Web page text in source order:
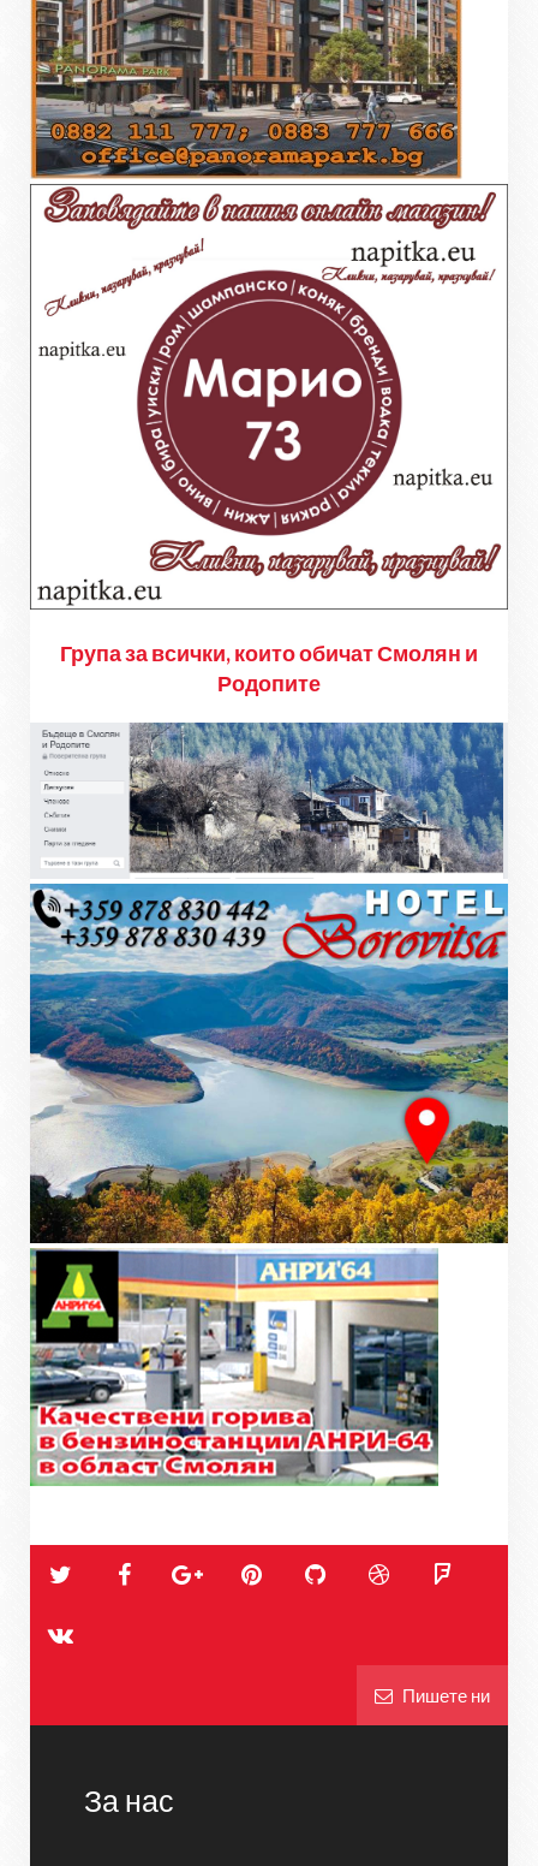
Група за всички, които обичат Смолян и
Родопите
Пишете ни
За нас